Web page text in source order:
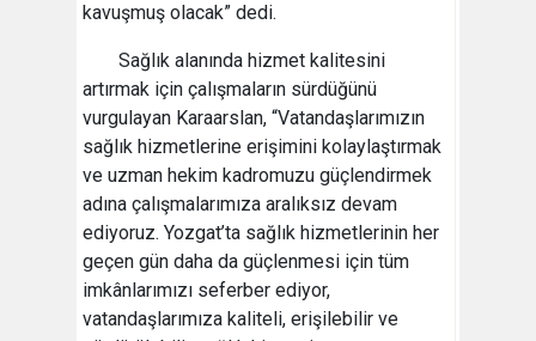
kavuşmuş olacak” dedi.
Sağlık alanında hizmet kalitesini
artırmak için çalışmaların sürdüğünü
vurgulayan Karaarslan, “Vatandaşlarımızın
sağlık hizmetlerine erişimini kolaylaştırmak
ve uzman hekim kadromuzu güçlendirmek
adına çalışmalarımıza aralıksız devam
ediyoruz. Yozgat’ta sağlık hizmetlerinin her
geçen gün daha da güçlenmesi için tüm
imkânlarımızı seferber ediyor,
vatandaşlarımıza kaliteli, erişilebilir ve